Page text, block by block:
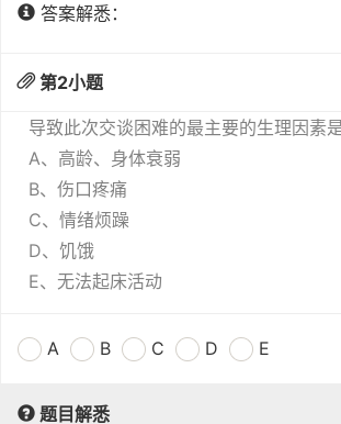
答案解悉：
第2小题
导致此次交谈困难的最主要的生理因素
A、高龄、身体衰弱
B、伤口疼痛
C、情绪烦躁
D、饥饿
E、无法起床活动
A B C D E
题目解悉